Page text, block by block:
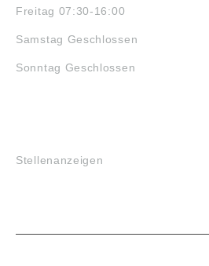
Freitag 07:30-16:00
Samstag Geschlossen
Sonntag Geschlossen
Stellenanzeigen